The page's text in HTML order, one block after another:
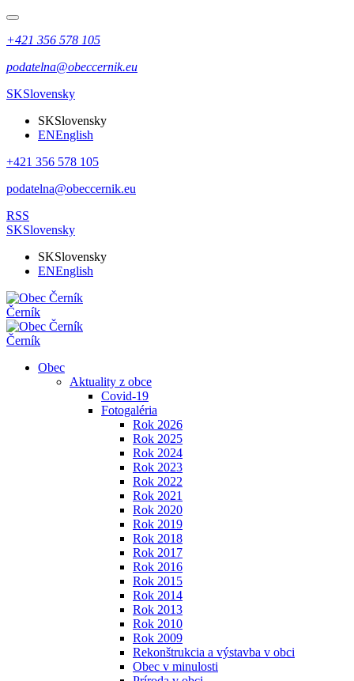
+421 356 578 105
podatelna@obeccernik.eu
SKSlovensky
SKSlovensky
ENEnglish
+421 356 578 105
podatelna@obeccernik.eu
RSS
SKSlovensky
SKSlovensky
ENEnglish
Černík
Černík
Obec
Aktuality z obce
Covid-19
Fotogaléria
Rok 2026
Rok 2025
Rok 2024
Rok 2023
Rok 2022
Rok 2021
Rok 2020
Rok 2019
Rok 2018
Rok 2017
Rok 2016
Rok 2015
Rok 2014
Rok 2013
Rok 2010
Rok 2009
Rekonštrukcia a výstavba v obci
Obec v minulosti